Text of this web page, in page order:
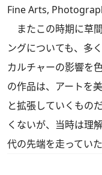
Fine Arts,
またこの時期に草
ングについても、多
カルチャーの影響を
の作品は、アートを
と拡張していくもの
くないが、当時は理
代の先端を走ってい